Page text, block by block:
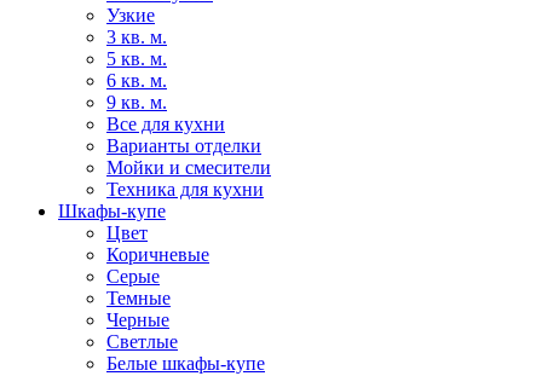
Узкие
3 кв. м.
5 кв. м.
6 кв. м.
9 кв. м.
Все для кухни
Варианты отделки
Мойки и смесители
Техника для кухни
Шкафы-купе
Цвет
Коричневые
Серые
Темные
Черные
Светлые
Белые шкафы-купе